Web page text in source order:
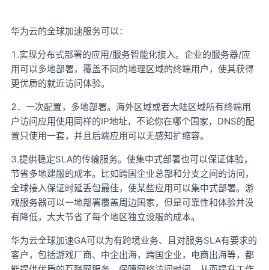
华为云的全球加速服务可以：
1.实现分布式部署的应用/服务智能化接入。企业的服务器/应
用可以多地部署，覆盖不同的地理区域的终端用户，使其获得
更优质的就近访问体验。
2．一次配置，多地部署。海外区域或者大陆区域所有终端用
户访问应用使用同样的IP地址，不论你在哪个国家，DNS的配
置只使用一套，并且后端应用可以无感知扩缩容。
3.提供稳定SLA的传输服务。使集中式部署也可以保证体验，
节省多地建服的成本。比如跨国企业总部和分支之间的访问，
全球接入保证时延丢包最佳，使某些应用可以集中式部署。游
戏服务器可以一地部署覆盖周边国家，但是可靠性和体验并没
有降低，大大节省了每个地区独立设服的成本。
华为云全球加速GA可以为有跨境业务、且对服务SLA有要求的
客户，包括游戏厂商、中企出海，跨国企业，电商出海等，都